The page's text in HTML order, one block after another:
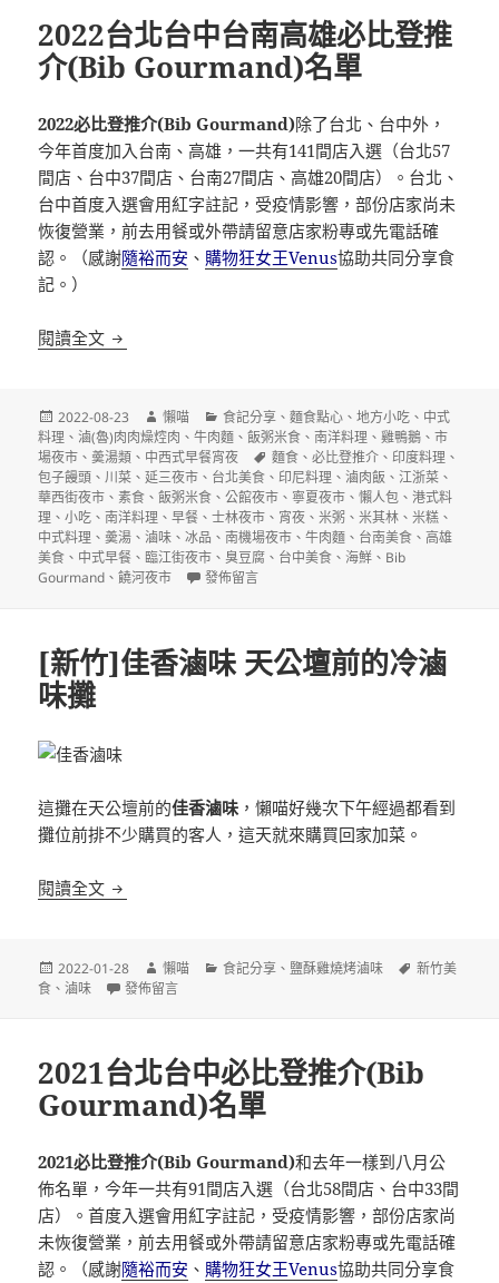
2022台北台中台南高雄必比登推
介(Bib Gourmand)名單
2022必比登推介(Bib Gourmand)除了台北、台中外，
今年首度加入台南、高雄，一共有141間店入選（台北57
間店、台中37間店、台南27間店、高雄20間店）。台北、
台中首度入選會用紅字註記，受疫情影響，部份店家尚未
恢復營業，前去用餐或外帶請留意店家粉專或先電話確
認。（感謝隨裕而安 、 購物狂女王Venus協助共同分享食
記。）
閱讀全文 2022台北台中台南高雄必比登推介(Bib Gourmand)
發
佈
日
期:
2022-08-23
作
者
懶喵
分
類
食記分享 、麵食點心 、地方小吃 、 中式
料理 、滷(魯)肉肉燥焢肉 、牛肉麵 、飯粥米食 、南洋料理 、雞鴨鵝 、市
場夜市 、羮湯類 、 中西式早餐宵夜
標
籤
麵食 、必比登推介 、 印度料理 、
包子饅頭 、川菜 、延三夜市 、 台北美食 、 印尼料理 、滷肉飯 、江浙菜 、
華西街夜市 、素食 、飯粥米食 、公館夜市 、 寧夏夜市 、懶人包 、港式料
理 、小吃 、南洋料理 、早餐 、士林夜市 、 宵夜 、米粥 、米其林 、米糕 、
中式料理 、羮湯 、滷味 、冰品 、南機場夜市 、牛肉麵 、 台南美食 、高雄
美食 、 中式早餐 、 臨江街夜市 、 臭豆腐 、 台中美食 、海鮮 、 Bib
Gourmand 、饒河夜市 在〈2022台北台中台南高雄必比登推介(Bib
發佈留言
[新竹]佳香滷味 天公壇前的冷滷
味攤
這攤在天公壇前的佳香滷味 ，懶喵好幾次下午經過都看到
攤位前排不少購買的客人，這天就來購買回家加菜。
閱讀全文 [新竹]佳香滷味 天公壇前的冷滷味攤
發
佈
2022-01-28
作
者
懶喵
分
食記分享 、 鹽酥雞燒烤滷味
標
新竹美
食 、滷味 在〈[新竹]佳香滷味 天公壇前的冷滷味攤〉
發佈留言
2021台北台中必比登推介(Bib
Gourmand)名單
2021必比登推介(Bib Gourmand)和去年一樣到八月公
佈名單，今年一共有91間店入選（台北58間店、台中33間
店）。首度入選會用紅字註記，受疫情影響，部份店家尚
未恢復營業，前去用餐或外帶請留意店家粉專或先電話確
認。（感謝隨裕而安 、 購物狂女王Venus協助共同分享食